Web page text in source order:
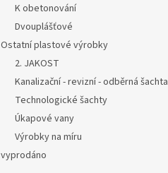
K obetonování
Dvouplášťové
Ostatní plastové výrobky
2. JAKOST
Kanalizační - revizní - odběrná šachta
Technologické šachty
Úkapové vany
Výrobky na míru
vyprodáno